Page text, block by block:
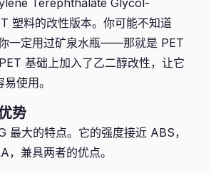
Terephthalate Glycol-
塑料的改性版本。你可能不知道
一定用过矿泉水瓶——那就是 PET
基础上加入了乙二醇改性，让它
使用。
势
最大的特点。它的强度接近 ABS，
，兼具两者的优点。